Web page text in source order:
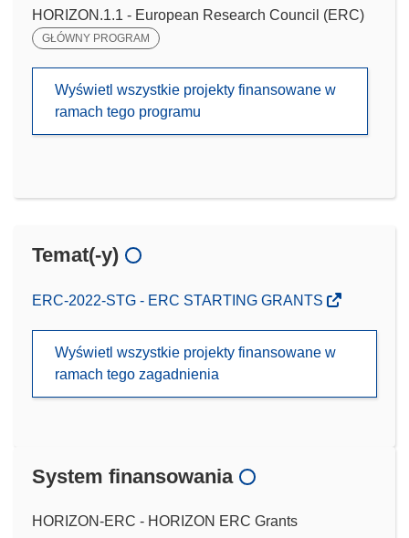
HORIZON.1.1 - European Research Council (ERC)
GŁÓWNY PROGRAM
Wyświetl wszystkie projekty finansowane w
ramach tego programu
Temat(-y)
ERC-2022-STG - ERC STARTING GRANTS
Wyświetl wszystkie projekty finansowane w
ramach tego zagadnienia
System finansowania
HORIZON-ERC - HORIZON ERC Grants